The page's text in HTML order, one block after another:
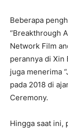
Beberapa
“Breakthrough
Network Film
perannya di Xin
juga menerima
pada 2018 di
Ceremony.
Hingga saat ini,